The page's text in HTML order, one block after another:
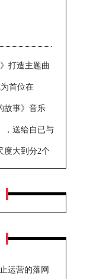
打造主题曲
作文命题的
首位在
故事》音乐
，送给自已与
度大到分2个
运营的落网